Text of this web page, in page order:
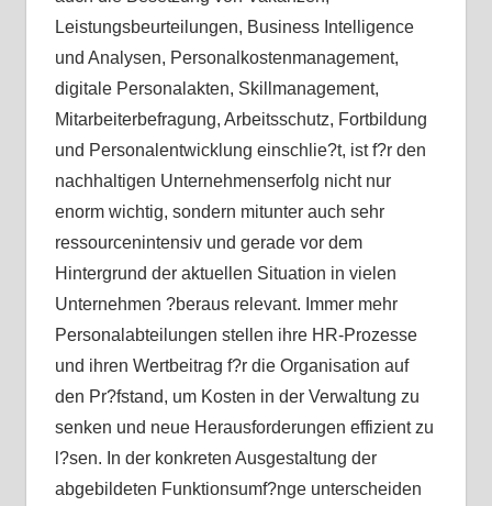
Leistungsbeurteilungen, Business Intelligence
und Analysen, Personalkostenmanagement,
digitale Personalakten, Skillmanagement,
Mitarbeiterbefragung, Arbeitsschutz, Fortbildung
und Personalentwicklung einschlie?t, ist f?r den
nachhaltigen Unternehmenserfolg nicht nur
enorm wichtig, sondern mitunter auch sehr
ressourcenintensiv und gerade vor dem
Hintergrund der aktuellen Situation in vielen
Unternehmen ?beraus relevant. Immer mehr
Personalabteilungen stellen ihre HR-Prozesse
und ihren Wertbeitrag f?r die Organisation auf
den Pr?fstand, um Kosten in der Verwaltung zu
senken und neue Herausforderungen effizient zu
l?sen. In der konkreten Ausgestaltung der
abgebildeten Funktionsumf?nge unterscheiden